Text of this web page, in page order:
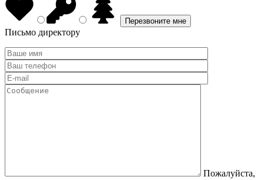
Письмо директору
Пожалуйста,